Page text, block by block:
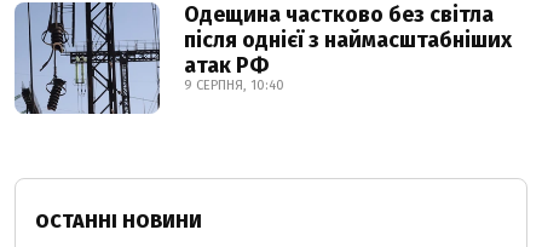
Одещина частково без світла
після однієї з наймасштабніших
атак РФ
9 СЕРПНЯ, 10:40
ОСТАННІ НОВИНИ